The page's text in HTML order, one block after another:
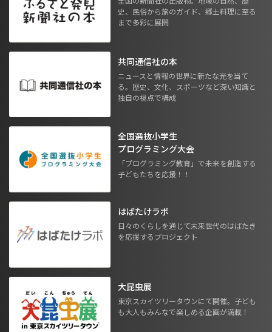
史、民俗から旅のガイド、郷土料理に至る
まで多彩に展開
共同通信社の本
ニュースと情報の世界に新たな光を当て
る。歴史、文化、スポーツなど深い知識と
独自の視点で構成
全国選抜小学生
プログラミング大会
「プログラミング教育」で未来を創造する
子どもたちを応援！！
はばたけラボ
日々のくらしを通じて未来世代のはばたき
を応援するプロジェクト
大昆虫展
東京スカイツリータウンにて開催。子ども
も大人もみんなで楽しめる企画が満載！